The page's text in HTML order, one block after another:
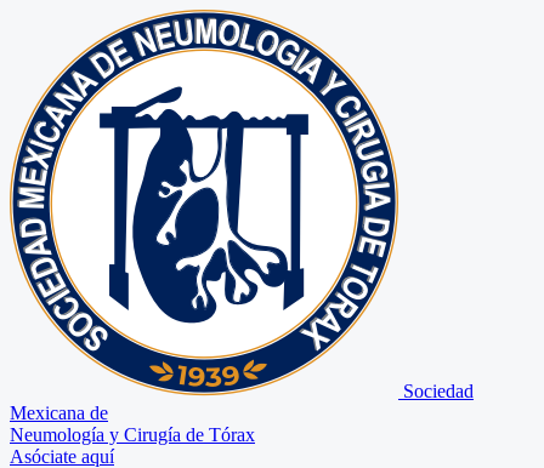
Sociedad
Mexicana de
Neumología y Cirugía de Tórax
Asóciate aquí